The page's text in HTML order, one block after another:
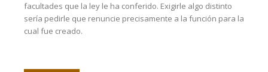
facultades que la ley le ha conferido. Exigirle algo distinto
sería pedirle que renuncie precisamente a la función para la
cual fue creado.